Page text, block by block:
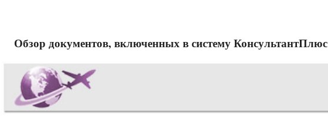
Обзор документов, включенных в систему КонсультантПлюс